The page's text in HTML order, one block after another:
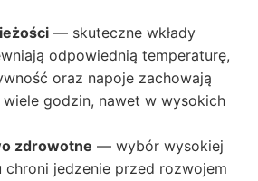
— skuteczne wkłady
odpowiednią temperaturę,
oraz napoje zachowają
godzin, nawet w wysokich
zdrowotne — wybór wysokiej
chroni jedzenie przed rozwojem